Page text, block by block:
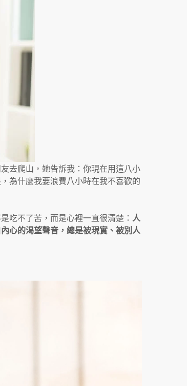
去爬山，她告訴我：你現在用這八小
為什麼我要浪費八小時在我不喜歡的
吃不了苦，而是心裡一直很清楚： 人
心的渴望聲音，總是被現實、被別人